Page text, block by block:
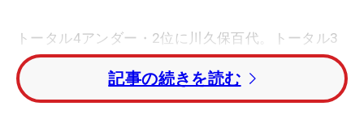
トータル4アンダー・2位に川久保百代。トータル3
アンダー・3位タイには佐々木慶子と前田久仁子が
入った。
記事の続きを読む